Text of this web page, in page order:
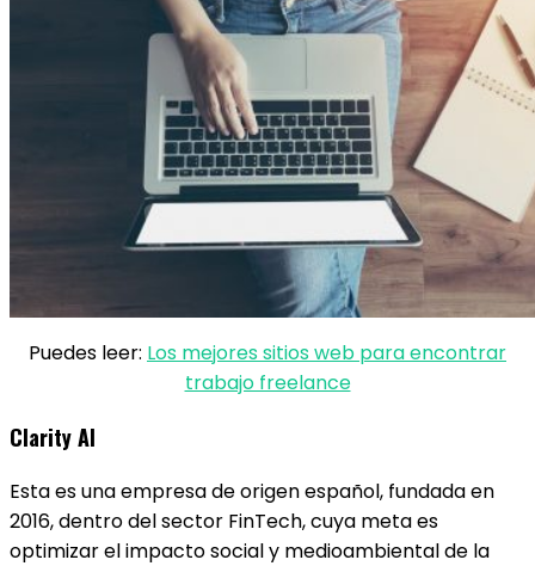
Puedes leer: Los mejores sitios web para encontrar
trabajo freelance
Clarity AI
Esta es una empresa de origen español, fundada en
2016, dentro del sector FinTech, cuya meta es
optimizar el impacto social y medioambiental de la